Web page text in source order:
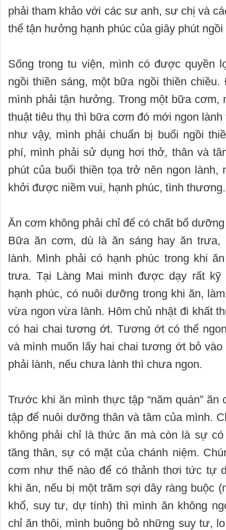
phải tham khảo với các sư anh, sư chị và
thể tận hưởng hạnh phúc của giây phút ngồi
Sống trong tu viện, mình có được quyền
ngồi thiền sáng, một bữa ngồi thiền
mình phải tận hưởng. Trong một bữa cơm,
thuật tiêu thụ thì bữa cơm đó mới ngon
như vậy, mình phải chuẩn bị buổi ngồi
phí, mình phải sử dụng hơi thở, thân và
phút của buổi thiền tọa trở nên ngon lành,
khởi được niềm vui, hạnh phúc, tình thương.
Ăn cơm không phải chỉ để có chất bổ
Bữa ăn cơm, dù là ăn sáng hay ăn trưa,
lành. Mình phải có hạnh phúc trong khi
trưa. Tại Làng Mai mình được dạy rất kỹ
hạnh phúc, có nuôi dưỡng trong khi ăn,
vừa ngon vừa lành. Hôm chủ nhật đi khất
có hai chai tương ớt. Tương ớt có thể
và mình muốn lấy hai chai tương ớt bỏ vào
phải lành, nếu chưa lành thì chưa ngon.
Trước khi ăn mình thực tập “năm quán”
tập để nuôi dưỡng thân và tâm của mình.
không phải chỉ là thức ăn mà còn là sự
tăng thân, sự có mặt của chánh niệm.
cơm như thế nào để có thảnh thơi tức tự
khi ăn, nếu bị một trăm sợi dây ràng buộc
khổ, suy tư, dự tính) thì mình ăn không
chỉ ăn thôi, mình buông bỏ những suy tư,